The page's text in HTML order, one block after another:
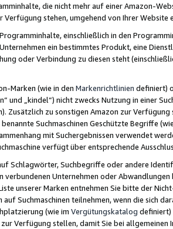
die nicht mehr auf einer Amazon-
Verfügung stehen, umgehend von Ihrer
einschließlich in den
ein bestimmtes Produkt, eine
oder Verbindung zu diesen steht
Marken (wie in den Markenrichtlinien definiert)
und „kindel“) nicht zwecks Nutzung in einer
Zusätzlich zu sonstigen Amazon zur
Suchmaschinen Geschützte Begriffe
mit Suchergebnissen verwendet
verfügt über entsprechende
Schlagwörter, Suchbegriffe oder andere
verbundenen Unternehmen oder
unserer Marken entnehmen Sie bitte der
Suchmaschinen teilnehmen, wenn die sich
(wie im Vergütungskatalog definiert)
zur Verfügung stellen, damit Sie bei